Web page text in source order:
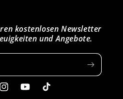
kostenlosen Newsletter
und Angebote.
InstagramYouTubeTikTok